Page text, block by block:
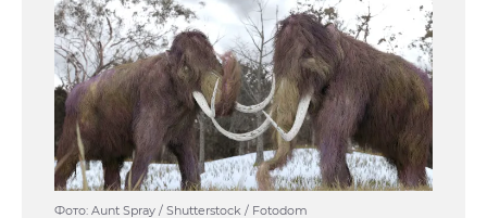
Фото: Aunt Spray / Shutterstock / Fotodom